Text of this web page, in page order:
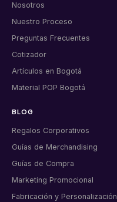
Nosotros
Nuestro Proceso
Preguntas Frecuentes
Cotizador
Artículos en Bogotá
Material POP Bogotá
BLOG
Regalos Corporativos
Guías de Merchandising
Guías de Compra
Marketing Promocional
Fabricación y Personalización